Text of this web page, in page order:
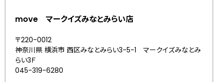
move マークイズみなとみらい店
〒220-0012
神奈川県 横浜市 西区みなとみらい3-5-1 マークイズみなとみ
らい3Ｆ
045-319-6280